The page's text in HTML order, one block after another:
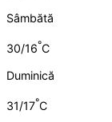
Sâmbătă
30/16°C
Duminică
31/17°C